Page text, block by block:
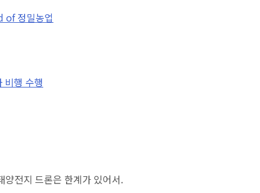
of 정밀농업
비행 수행
양전지 드론은 한계가 있어서.